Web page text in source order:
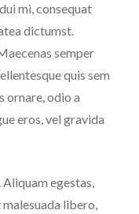
mi, consequat
dictumst.
semper
quis sem
ornare, odio a
eros, vel gravida
egestas,
libero,